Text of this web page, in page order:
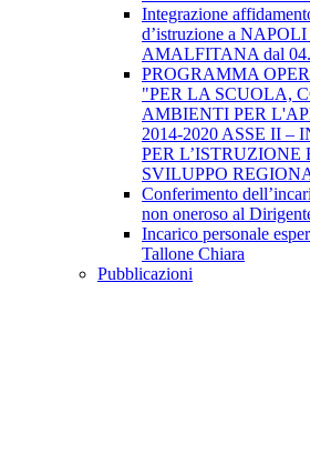
Integrazione
d’istruzione a
AMALFITANA dal
PROGRAMMA
"PER LA SCUOLA,
AMBIENTI PER
2014-2020 ASSE II –
PER L’ISTRUZIONE
SVILUPPO
Conferimento
non oneroso al
Incarico personale
Tallone Chiara
Pubblicazioni